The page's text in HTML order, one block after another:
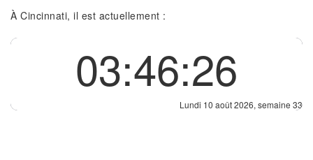
À Cincinnati, il est actuellement :
03:46:27
Lundi 10 août 2026, semaine 33